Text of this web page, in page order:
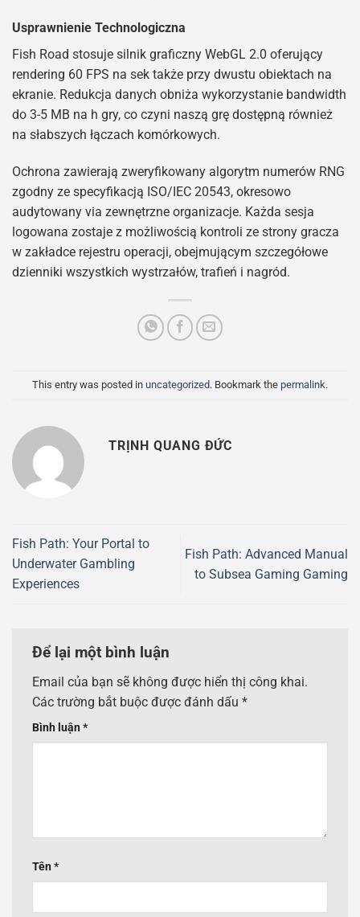
Usprawnienie Technologiczna
Fish Road stosuje silnik graficzny WebGL 2.0 oferujący
rendering 60 FPS na sek także przy dwustu obiektach na
ekranie. Redukcja danych obniża wykorzystanie bandwidth
do 3-5 MB na h gry, co czyni naszą grę dostępną również
na słabszych łączach komórkowych.
Ochrona zawierają zweryfikowany algorytm numerów RNG
zgodny ze specyfikacją ISO/IEC 20543, okresowo
audytowany via zewnętrzne organizacje. Każda sesja
logowana zostaje z możliwością kontroli ze strony gracza
w zakładce rejestru operacji, obejmującym szczegółowe
dzienniki wszystkich wystrzałów, trafień i nagród.
This entry was posted in uncategorized. Bookmark the permalink.
TRỊNH QUANG ĐỨC
Fish Path: Your Portal to
Underwater Gambling
Experiences
Fish Path: Advanced Manual
to Subsea Gaming Gaming
Để lại một bình luận
Email của bạn sẽ không được hiển thị công khai.
Các trường bắt buộc được đánh dấu *
Bình luận *
Tên *